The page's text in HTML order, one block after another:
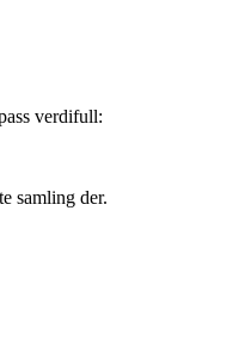
verdifull:
samling der.